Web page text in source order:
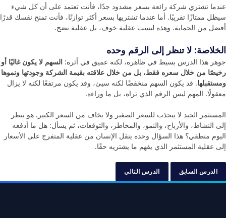
عندما تشتري شركة رائعة بسعر مشدود جدًا، فأنت تعتمد على أن كل شيء
سيظل ممتازًا تقريبًا. أما عندما تشتريها بسعر أكثر توازنًا، فأنت تمنح نفسك قدرًا
أفضل من الحماية. وهذه ليست عقلية خوف، بل عقلية نضج.
الخلاصة: لا تنظر إلى الرقم وحده
جوهر هذا الدرس بسيط في ظاهره، لكنه عميق في أثره: السهم لا يكون غاليًا أو
رخيصًا من خلال سعره فقط، بل من خلال علاقته بقيمة الشركة وجودتها ونموها
ومستقبلها. قد يكون السهم منخفضًا لكنه سيئ، وقد يكون مرتفعًا لكنه لا يزال
معقولًا. المهم ليس الرقم الذي تراه، بل ما وراءه.
المستثمر الجيد لا ينجذب للسعر الصغير ولا يخاف من السعر الكبير. هو ينظر
إلى النشاط، والأرباح، والنمو، والمخاطر، والتوقعات، ثم يسأل: هل ما أدفعه
اليوم منطقي؟ هذا السؤال وحده ينقل الإنسان من عقلية المتفرج على الأسعار
إلى عقلية المستثمر الذي يفهم ما يشتريه حقًا.
الدرس السابق الدرس التالي